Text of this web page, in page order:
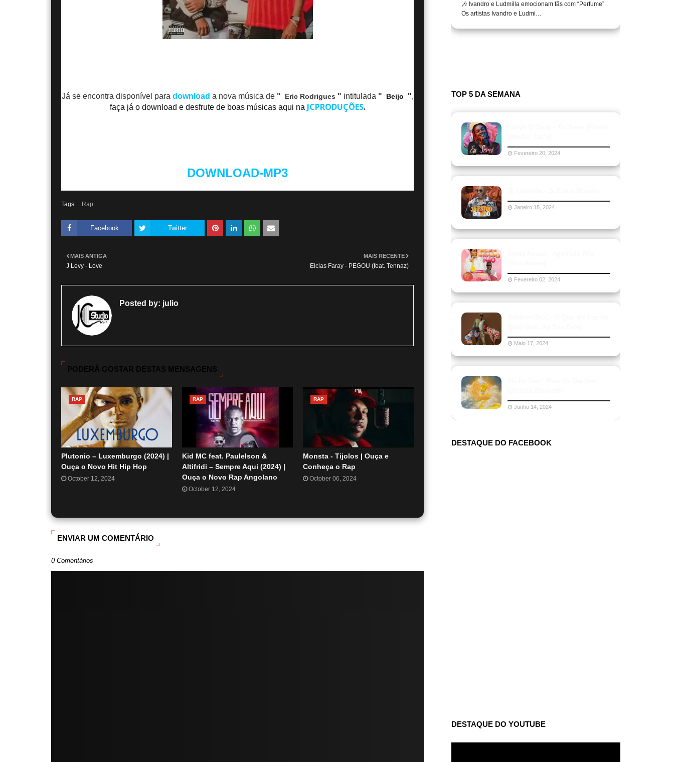
Já se encontra disponível para download a nova música de " Eric Rodrigues " intitulada " Beijo ",
faça já o download e desfrute de boas músicas aqui na JCPRODUÇÕES.
DOWNLOAD-MP3
Tags: Rap
Facebook Twitter
MAIS RECENTE
Elclas Faray - PEGOU (feat. Tennaz)
MAIS ANTIGA
J Levy - Love
Posted by: julio
PODERÁ GOSTAR DESTAS MENSAGENS
RAP
Plutonio – Luxemburgo (2024) |
Ouça o Novo Hit Hip Hop
October 12, 2024
RAP
Kid MC feat. Paulelson &
Altifridi – Sempre Aqui (2024) |
Ouça o Novo Rap Angolano
October 12, 2024
RAP
Monsta - Tijolos | Ouça e
Conheça o Rap
October 06, 2024
ENVIAR UM COMENTÁRIO
0 Comentários
🎶 Ivandro e Ludmilla emocionam fãs com “Perfume”
Os artistas Ivandro e Ludmi…
TOP 5 DA SEMANA
Fevereiro 20, 2024
Janeiro 18, 2024
Fevereiro 02, 2024
Maio 17, 2024
Junho 14, 2024
DESTAQUE DO FACEBOOK
DESTAQUE DO YOUTUBE